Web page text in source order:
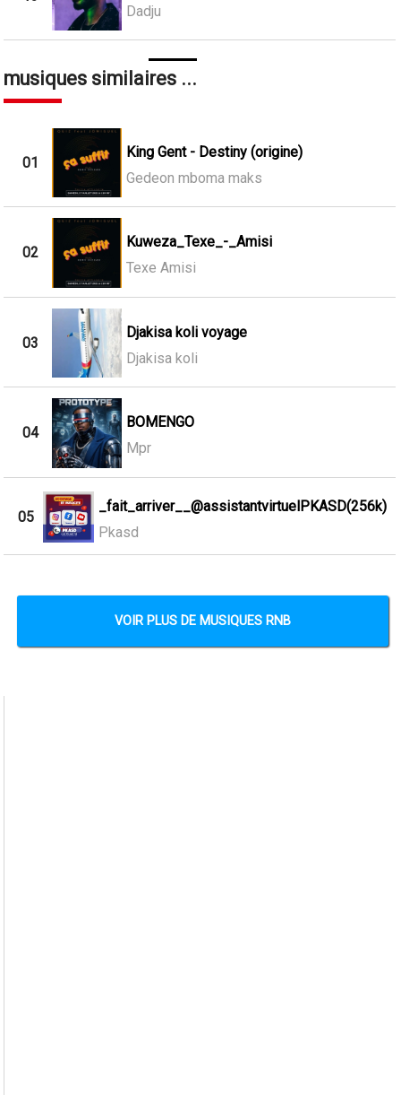
Dadju
musiques similaires ...
01
King Gent - Destiny (origine)
Gedeon mboma maks
02
Kuweza_Texe_-_Amisi
Texe Amisi
03
Djakisa koli voyage
Djakisa koli
04
BOMENGO
Mpr
05
_fait_arriver__@assistantvirtuelPKASD(256k)
Pkasd
VOIR PLUS DE MUSIQUES RNB